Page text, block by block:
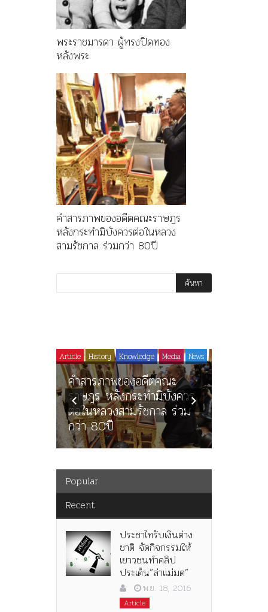
พระราชมารดา ผู้ทรงปิดทอง
หลังพระ
คำสารภาพของอดีตคณะราษฎร
หลังกระทำมิบังควรต่อในหลวง
สามรัชกาล ร่วมกว่า 80ปี
Article History Knowledge Media News
คำสารภาพของอดีตคณะ
ราษฎร หลังกระทำมิบังควร
ต่อในหลวงสามรัชกาล ร่วม
กว่า 80ปี
Popular
Recent
ประชาไทรับเงินต่าง
ชาติ จัดกิจกรรมให้
เยาวชนทำคลิป
ประเด็น”ล่าแม่มด”
พ.ย. 18, 2016
Article